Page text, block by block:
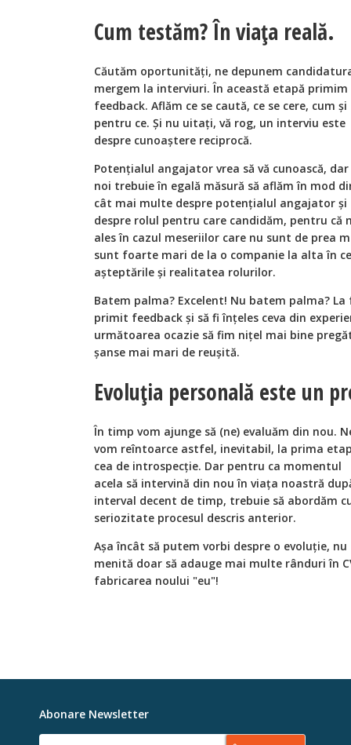
Cum testăm? În viața reală.
Căutăm oportunități, ne depunem
mergem la interviuri. În această etapă primim
feedback. Aflăm ce se caută, ce se cere, cum și
pentru ce. Și nu uitați, vă rog, un interviu este
despre cunoaștere reciprocă.
Potențialul angajator vrea să vă cunoască, dar
noi trebuie în egală măsură să aflăm în mod
cât mai multe despre potențialul angajator și
despre rolul pentru care candidăm, pentru că
ales în cazul meseriilor care nu sunt de prea
sunt foarte mari de la o companie la alta în
așteptările și realitatea rolurilor.
Batem palma? Excelent! Nu batem palma?
primit feedback și să fi înțeles ceva din
următoarea ocazie să fim nițel mai bine
șanse mai mari de reușită.
Evoluția personală este un
În timp vom ajunge să (ne) evaluăm din nou.
vom reîntoarce astfel, inevitabil, la prima
cea de introspecție. Dar pentru ca momentul
acela să intervină din nou în viața noastră
interval decent de timp, trebuie să abordăm
seriozitate procesul descris anterior.
Așa încât să putem vorbi despre o evoluție,
menită doar să adauge mai multe rânduri în
fabricarea noului "eu"!
Abonare Newsletter